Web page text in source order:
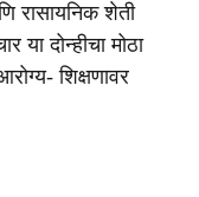
रासायनिक शेती
या दोन्हीचा मोठा
शिक्षणावर